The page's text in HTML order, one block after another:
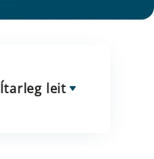
Ítarleg leit